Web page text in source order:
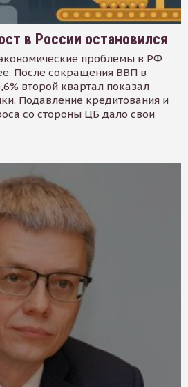
в России остановился
проблемы в РФ
После сокращения ВВП в
второй квартал показал
Подавление кредитования и
со стороны ЦБ дало свои